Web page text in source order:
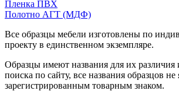
Пленка ПВХ
Полотно АГТ (МДФ)
Все образцы мебели изготовлены по
проекту в единственном экземпляре.
Образцы имеют названия для их различия
поиска по сайту, все названия образцов не
зарегистрированным товарным знаком.